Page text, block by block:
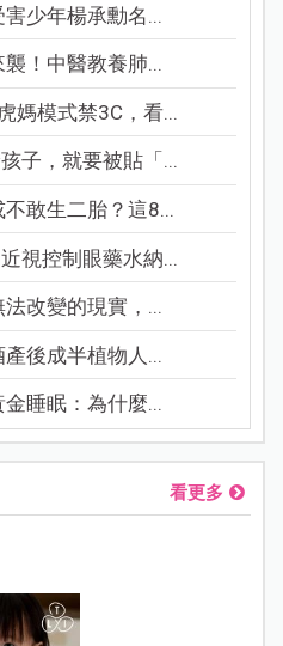
少年楊承勳名...
！中醫教養肺...
媽模式禁3C，看...
子，就要被貼「...
敢生二胎？這8...
視控制眼藥水納...
改變的現實，...
後成半植物人...
睡眠：為什麼...
看更多